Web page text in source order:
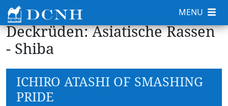
Deckrüden: Asiatische Rassen
- Shiba
ICHIRO ATASHI OF SMASHING
PRIDE
MENU